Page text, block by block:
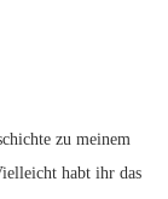
zu meinem
habt ihr das